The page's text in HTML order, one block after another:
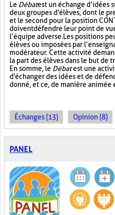
Le Débatest un échange d’idées
deux groupes d'élèves, dont le
et le second pour la position
doivent défendre leur point de
l’équipe adverse. Les positions
élèves ou imposées par
modérateur. Cette activité
la part des élèves dans le but de
En somme, le Débatest une
d'échanger des idées et de
donné, et ce, de manière animée
Échanges (13) Opinion (8)
PANEL